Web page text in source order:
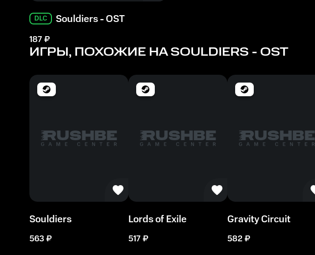
DLC Souldiers - OST
187₽
ИГРЫ, ПОХОЖИЕ НА SOULDIERS - OST
Souldiers
563₽
Lords of Exile
517₽
Gravity Circuit
582₽